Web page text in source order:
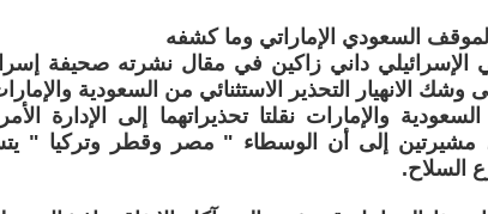
السعودي الإماراتي وما كشفه
الإسرائيلي داني زاكين في مقال نشرته صحيفة
وشك الانهيار التحذير الاستثنائي من السعودية
والإمارات نقلتا تحذيراتهما إلى الإدارة
مشيرتين إلى أن الوسطاء " مصر وقطر وتركيا "
السلاح.